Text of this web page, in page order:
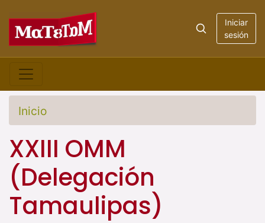
Iniciar
sesión
Inicio
XXIII OMM
(Delegación
Tamaulipas)